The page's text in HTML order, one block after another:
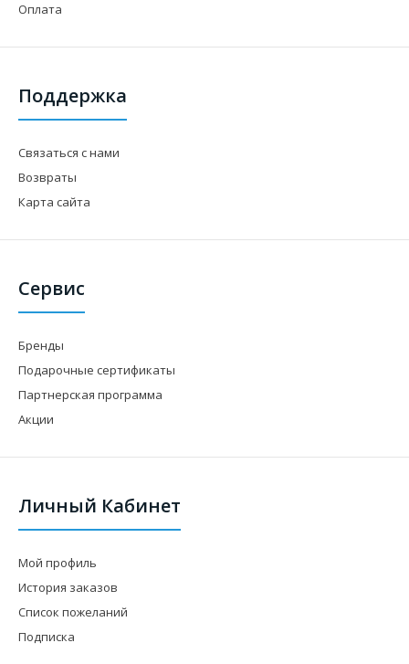
Оплата
Поддержка
Связаться с нами
Возвраты
Карта сайта
Сервис
Бренды
Подарочные сертификаты
Партнерская программа
Акции
Личный Кабинет
Мой профиль
История заказов
Список пожеланий
Подписка